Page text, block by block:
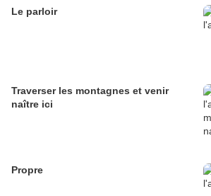
Le parloir
Traverser les montagnes et venir
naître ici
Propre